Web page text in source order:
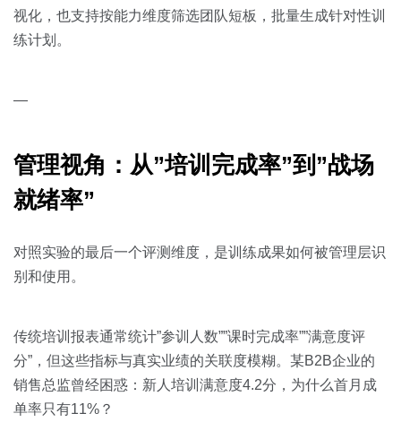
视化，也支持按能力维度筛选团队短板，批量生成针对性训
练计划。
—
管理视角：从”培训完成率”到”战场
就绪率”
对照实验的最后一个评测维度，是训练成果如何被管理层识
别和使用。
传统培训报表通常统计”参训人数””课时完成率””满意度评
分”，但这些指标与真实业绩的关联度模糊。某B2B企业的
销售总监曾经困惑：新人培训满意度4.2分，为什么首月成
单率只有11%？